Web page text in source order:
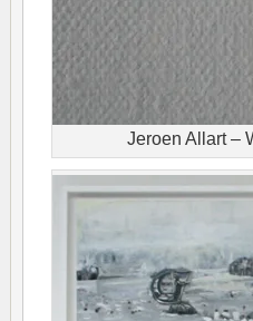
Jeroen Allart –